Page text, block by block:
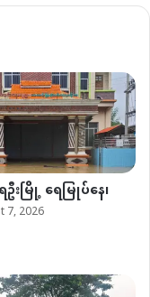
းမြို့ ရေမြုပ်နေ၊
7, 2026